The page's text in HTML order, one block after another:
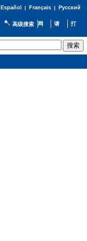
Español | Français| Русский
高级搜索